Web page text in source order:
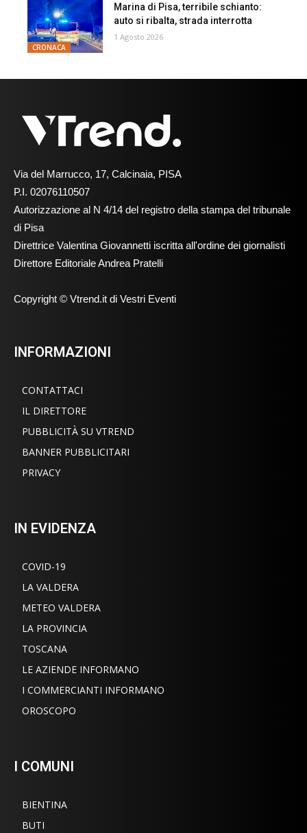
CRONACA
Marina di Pisa, terribile schianto:
auto si ribalta, strada interrotta
1 Agosto 2026
Via del Marrucco, 17, Calcinaia, PISA
P.I. 02076110507
Autorizzazione al N 4/14 del registro della stampa del tribunale
di Pisa
Direttrice Valentina Giovannetti iscritta all'ordine dei giornalisti
Direttore Editoriale Andrea Pratelli
Copyright © Vtrend.it di Vestri Eventi
INFORMAZIONI
CONTATTACI
IL DIRETTORE
PUBBLICITÀ SU VTREND
BANNER PUBBLICITARI
PRIVACY
IN EVIDENZA
COVID-19
LA VALDERA
METEO VALDERA
LA PROVINCIA
TOSCANA
LE AZIENDE INFORMANO
I COMMERCIANTI INFORMANO
OROSCOPO
I COMUNI
BIENTINA
BUTI